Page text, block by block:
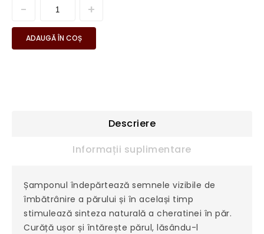
ADAUGĂ ÎN COȘ
Descriere
Informații suplimentare
Șamponul îndepărtează semnele vizibile de
îmbătrânire a părului și în același timp
stimulează sinteza naturală a cheratinei în păr.
Curăță ușor și întărește părul, lăsându-l